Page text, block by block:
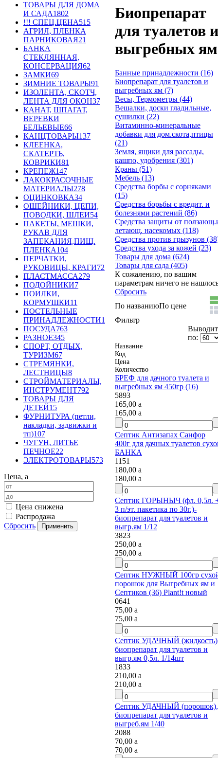
ТОВАРЫ ДЛЯ ДОМА
И САДА1802
!!! СПЕЦ.ЦЕНА515
АГРИЛ, ПЛЕНКА
ПАРНИКОВАЯ21
БАНКА
СТЕКЛЯННАЯ,
КОНСЕРВАЦИЯ62
ЗАМКИ69
ЗИМНИЕ ТОВАРЫ91
ИЗОЛЕНТА, СКОТЧ,
ЛЕНТА ДЛЯ ОКОН37
КАНАТ, ШПАГАТ,
ВЕРЕВКИ
БЕЛЬЕВЫЕ66
КАНЦТОВАРЫ137
КЛЕЕНКА,
СКАТЕРТЬ,
КОВРИКИ81
КРЕПЕЖ147
ЛАКОКРАСОЧНЫЕ
МАТЕРИАЛЫ278
ОЦИНКОВКА34
ОШЕЙНИКИ, ЦЕПИ,
ПОВОДКИ, ШЛЕИ54
ПАКЕТЫ, МЕШКИ,
РУКАВ ДЛЯ
ЗАПЕКАНИЯ,ПИЩ.
ПЛЕНКА104
ПЕРЧАТКИ,
РУКОВИЦЫ, КРАГИ72
ПЛАСТМАССА279
ПОДОЙНИКИ7
ПОИЛКИ,
КОРМУШКИ11
ПОСТЕЛЬНЫЕ
ПРИНАДЛЕЖНОСТИ1
ПОСУДА763
РАЗНОЕ345
СПОРТ, ОТДЫХ,
ТУРИЗМ67
СТРЕМЯНКИ,
ЛЕСТНИЦЫ8
СТРОЙМАТЕРИАЛЫ,
ИНСТРУМЕНТ792
ТОВАРЫ ДЛЯ
ДЕТЕЙ15
ФУРНИТУРА (петли,
накладки, задвижки и
тп)107
ЧУГУН, ЛИТЬЕ
ПЕЧНОЕ22
ЭЛЕКТРОТОВАРЫ573
Цена,a
Цена снижена
Распродажа
Сбросить
Биопрепарат
для туалетов и
выгребных ям
Банные принадлежности (16)
Биопрепарат для туалетов и
выгребных ям (7)
Весы, Термометры (44)
Вешалки, доски гладильные,
сушилки (22)
Витаминно-минеральные
добавки для дом.скота,птицы
(21)
Земля, ящики для рассады,
кашпо, удобрения (301)
Краны (51)
Мебель (13)
Средства борбы с сорняками
(15)
Средства борьбы с вредит. и
болезнями растений (86)
Средства защиты от ползающ.и
летающ. насекомых (118)
Средства против грызунов (38)
Средства ухода за кожей (23)
Товары для дома (624)
Товары для сада (405)
К сожалению, по вашим
параметрам ничего не нашлось.
Сбросить
По названиюПо цене
Фильтр
Выводить
по:
Название
Код
Цена
Количество
БРЕФ для дачного туалета и
выгребных ям 450гр (16)
5893
165,00a
165,00a
Септик Антизапах Санфор
400г для дачных туалетов сухой
БАНКА
1151
180,00a
180,00a
Септик ГОРЫНЫЧ (фл. 0,5л. +
3 п/эт. пакетика по 30г.)-
биопрепарат для туалетов и
выгр.ям 1/12
3823
250,00a
250,00a
Септик НУЖНЫЙ 100гр сухой
порошок для Выгребных ям и
Септиков (36) Plant!t новый
0641
75,00a
75,00a
Септик УДАЧНЫЙ (жидкость),
биопрепарат для туалетов и
выгр.ям 0,5л. 1/14шт
1833
210,00a
210,00a
Септик УДАЧНЫЙ (порошок),
биопрепарат для туалетов и
выгреб.ям 1/40
2088
70,00a
70,00a